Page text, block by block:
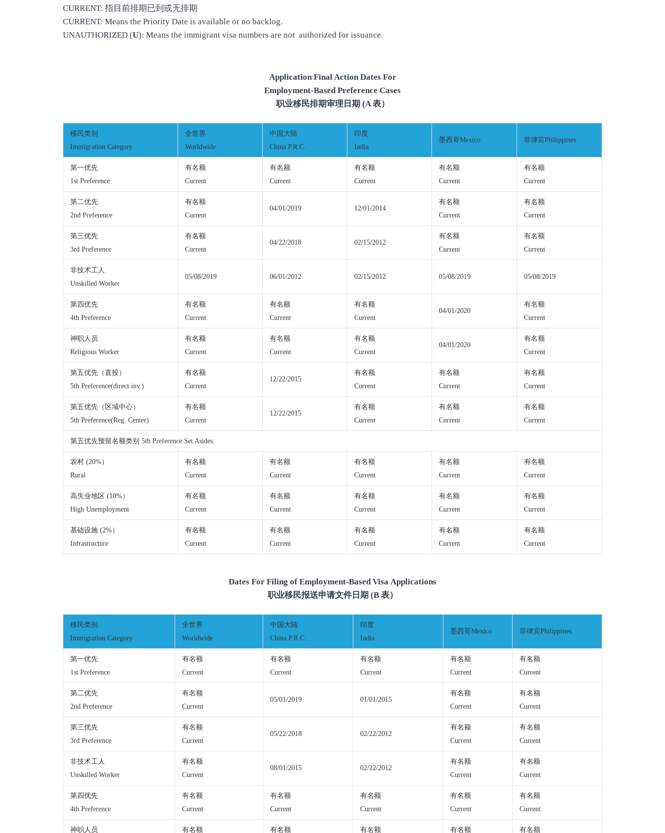
CURRENT: 指目前排期已到或无排期
CURRENT: Means the Priority Date is available or no backlog.
UNAUTHORIZED (U): Means the immigrant visa numbers are not authorized for issuance.
Application Final Action Dates For
Employment-Based Preference Cases
职业移民排期审理日期 (A 表）
移民类别
Immigration Category
全世界
Worldwide
中国大陆
China P.R.C.
印度
India
墨西哥Mexico 菲律宾Philippines
第一优先
1st Preference
有名额
Current
有名额
Current
有名额
Current
有名额
Current
有名额
Current
第二优先
2nd Preference
有名额
Current
04/01/2019 12/01/2014
有名额
Current
有名额
Current
第三优先
3rd Preference
有名额
Current
04/22/2018 02/15/2012
有名额
Current
有名额
Current
非技术工人
Unskilled Worker
05/08/2019 06/01/2012 02/15/2012 05/08/2019 05/08/2019
第四优先
4th Preference
有名额
Current
有名额
Current
有名额
Current
04/01/2020
有名额
Current
神职人员
Religious Worker
有名额
Current
有名额
Current
有名额
Current
04/01/2020
有名额
Current
第五优先（直投）
5th Preference(direct inv.)
有名额
Current
12/22/2015
有名额
Current
有名额
Current
有名额
Current
第五优先（区域中心）
5th Preference(Reg. Center)
有名额
Current
12/22/2015
有名额
Current
有名额
Current
有名额
Current
第五优先预留名额类别 5th Preference Set Asides:
农村 (20%）
Rural
有名额
Current
有名额
Current
有名额
Current
有名额
Current
有名额
Current
高失业地区 (10%）
High Unemployment
有名额
Current
有名额
Current
有名额
Current
有名额
Current
有名额
Current
基础设施 (2%）
Infrastructure
有名额
Current
有名额
Current
有名额
Current
有名额
Current
有名额
Current
Dates For Filing of Employment-Based Visa Applications
职业移民报送申请文件日期 (B 表）
移民类别
Immigration Category
全世界
Worldwide
中国大陆
China P.R.C.
印度
India
墨西哥Mexico 菲律宾Philippines
第一优先
1st Preference
有名额
Current
有名额
Current
有名额
Current
有名额
Current
有名额
Current
第二优先
2nd Preference
有名额
Current
05/01/2019 01/01/2015
有名额
Current
有名额
Current
第三优先
3rd Preference
有名额
Current
05/22/2018 02/22/2012
有名额
Current
有名额
Current
非技术工人
Unskilled Worker
有名额
Current
08/01/2015 02/22/2012
有名额
Current
有名额
Current
第四优先
4th Preference
有名额
Current
有名额
Current
有名额
Current
有名额
Current
有名额
Current
神职人员 有名额 有名额 有名额 有名额 有名额